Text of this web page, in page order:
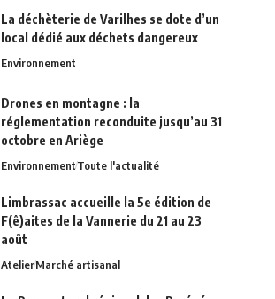
La déchèterie de Varilhes se dote d’un
local dédié aux déchets dangereux
Environnement
Drones en montagne : la
réglementation reconduite jusqu’au 31
octobre en Ariège
EnvironnementToute l'actualité
Limbrassac accueille la 5e édition de
F(ê)aites de la Vannerie du 21 au 23
août
AtelierMarché artisanal